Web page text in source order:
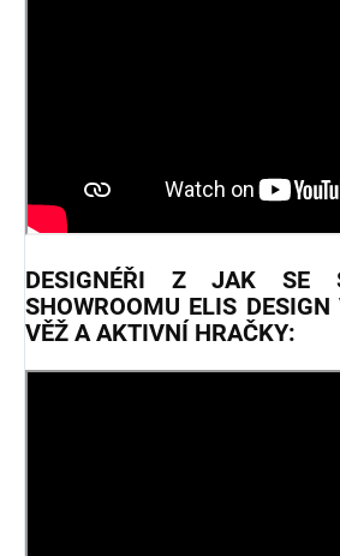
DESIGNÉŘI Z JAK SE
SHOWROOMU ELIS
VĚŽ A AKTIVNÍ HRAČKY: